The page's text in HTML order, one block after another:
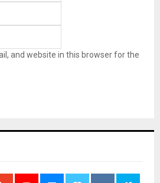
and website in this browser for the